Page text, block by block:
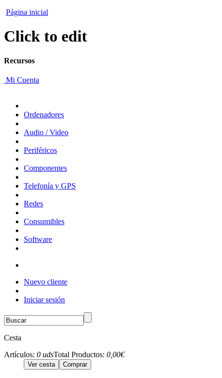
Página inicial
Click to edit
Recursos
Mi Cuenta
Ordenadores
Audio / Video
Periféricos
Componentes
Telefonía y GPS
Redes
Consumibles
Software
Nuevo cliente
Iniciar sesión
Cesta
Artículos: 0 udsTotal Productos: 0,00€